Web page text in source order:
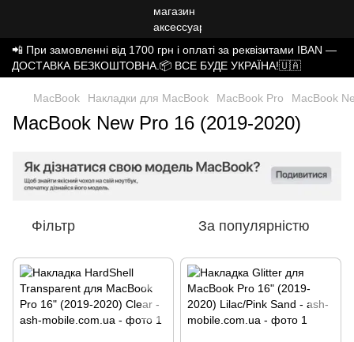
📲 При замовленні від 1700 грн і оплаті за реквізитами IBAN —
ДОСТАВКА БЕЗКОШТОВНА.📦 ВСЕ БУДЕ УКРАЇНА!🇺🇦
MacBook Накладки для MacBook MacBook Pro MacBook
MacBook New Pro 16 (2019-2020)
Фільтр За популярністю